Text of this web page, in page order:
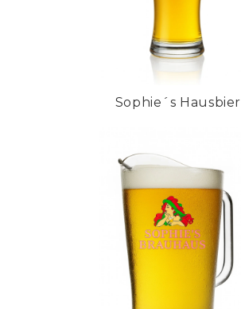
Sophie´s Hausbier